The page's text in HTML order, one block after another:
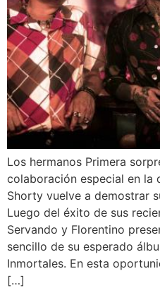
Los hermanos Primera
colaboración especial en la
Shorty vuelve a demostrar
Luego del éxito de sus
Servando y Florentino
sencillo de su esperado
Inmortales. En esta
[…]